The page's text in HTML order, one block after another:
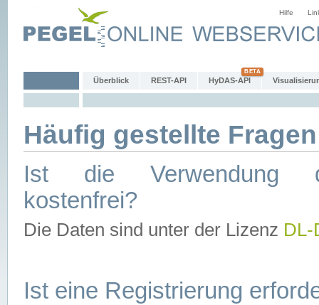
Hilfe
Überblick REST-API HyDAS-API
Häufig gestellte
Ist die Verwendung
kostenfrei?
Die Daten sind unter der Lizenz
Ist eine Registrierung